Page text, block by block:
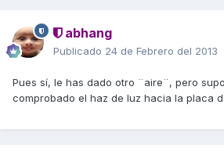
abhang
Publicado 24 de Febrero del 2013
Pues sí, le has dado otro ¨aire¨, pero
comprobado el haz de luz hacia la placa